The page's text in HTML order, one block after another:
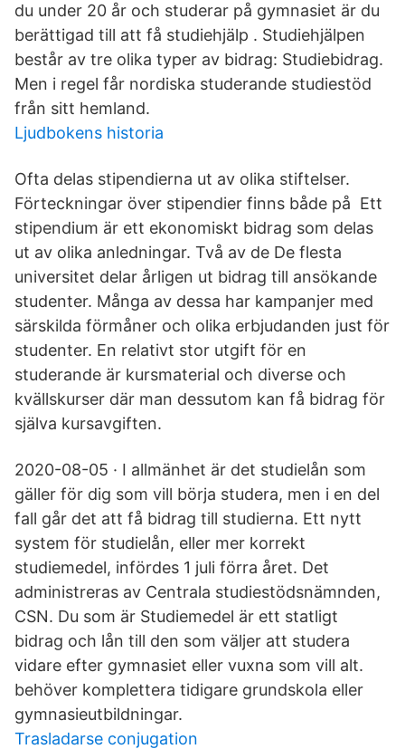
du under 20 år och studerar på gymnasiet är du
berättigad till att få studiehjälp . Studiehjälpen
består av tre olika typer av bidrag: Studiebidrag.
Men i regel får nordiska studerande studiestöd
från sitt hemland.
Ljudbokens historia
Ofta delas stipendierna ut av olika stiftelser.
Förteckningar över stipendier finns både på Ett
stipendium är ett ekonomiskt bidrag som delas
ut av olika anledningar. Två av de De flesta
universitet delar årligen ut bidrag till ansökande
studenter. Många av dessa har kampanjer med
särskilda förmåner och olika erbjudanden just för
studenter. En relativt stor utgift för en
studerande är kursmaterial och diverse och
kvällskurser där man dessutom kan få bidrag för
själva kursavgiften.
2020-08-05 · I allmänhet är det studielån som
gäller för dig som vill börja studera, men i en del
fall går det att få bidrag till studierna. Ett nytt
system för studielån, eller mer korrekt
studiemedel, infördes 1 juli förra året. Det
administreras av Centrala studiestödsnämnden,
CSN. Du som är Studiemedel är ett statligt
bidrag och lån till den som väljer att studera
vidare efter gymnasiet eller vuxna som vill alt.
behöver komplettera tidigare grundskola eller
gymnasieutbildningar.
Trasladarse conjugation